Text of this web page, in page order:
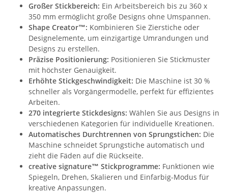
Großer Stickbereich: Ein Arbeitsbereich bis zu 360 x
350 mm ermöglicht große Designs ohne Umspannen.
Shape Creator™: Kombinieren Sie Zierstiche oder
Designelemente, um einzigartige Umrandungen und
Designs zu erstellen.
Präzise Positionierung: Positionieren Sie Stickmuster
mit höchster Genauigkeit.
Erhöhte Stickgeschwindigkeit: Die Maschine ist 30 %
schneller als Vorgängermodelle, perfekt für effizientes
Arbeiten.
270 integrierte Stickdesigns: Wählen Sie aus Designs in
verschiedenen Kategorien für individuelle Kreationen.
Automatisches Durchtrennen von Sprungstichen: Die
Maschine schneidet Sprungstiche automatisch und
zieht die Fäden auf die Rückseite.
creative signature™ Stickprogramme: Funktionen wie
Spiegeln, Drehen, Skalieren und Einfarbig-Modus für
kreative Anpassungen.